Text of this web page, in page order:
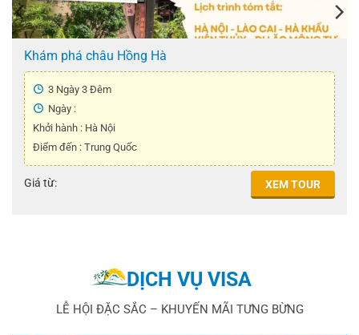
Khám phá châu Hồng Hà
3 Ngày 3 Đêm
Ngày :
Khởi hành : Hà Nội
Điểm đến : Trung Quốc
Giá từ: XEM TOUR
DỊCH VỤ VISA
LỄ HỘI ĐẶC SẮC – KHUYẾN MÃI TƯNG BỪNG